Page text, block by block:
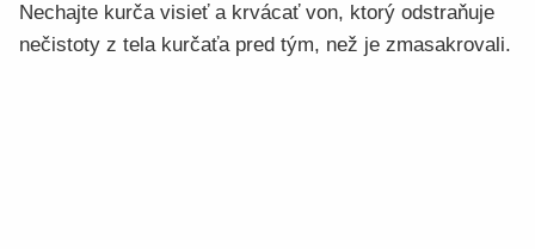
Nechajte kurča visieť a krvácať von, ktorý odstraňuje
nečistoty z tela kurčaťa pred tým, než je zmasakrovali.